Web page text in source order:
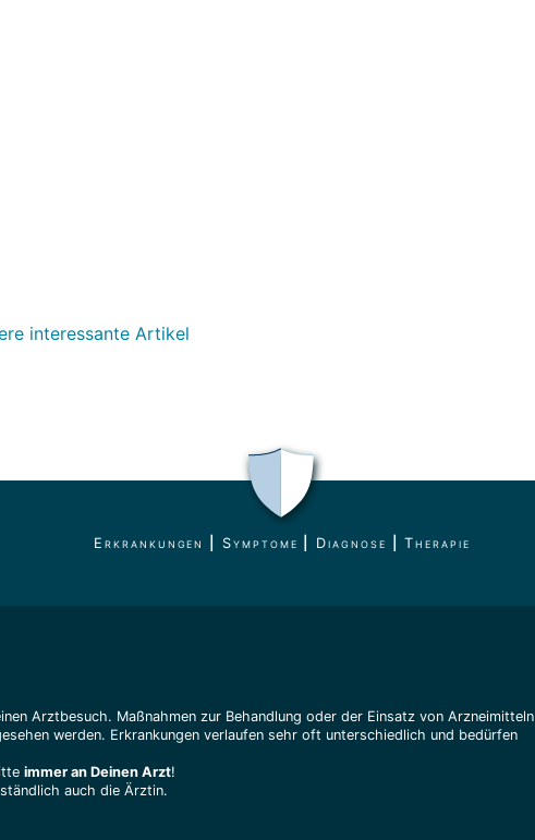
interessante Artikel
Erkrankungen Symptome Diagnose |Therapie
Arztbesuch. Maßnahmen zur Behandlung oder der Einsatz von Arzneimitteln
werden. Erkrankungen verlaufen sehr oft unterschiedlich und bedürfen
immer an Deinen Arzt!
auch die Ärztin.